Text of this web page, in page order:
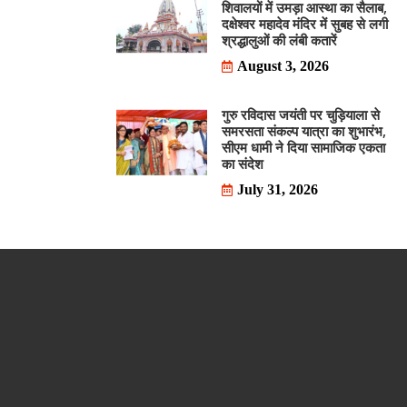
शिवालयों में उमड़ा आस्था का सैलाब,
दक्षेश्वर महादेव मंदिर में सुबह से लगी
श्रद्धालुओं की लंबी कतारें
August 3, 2026
गुरु रविदास जयंती पर चुड़ियाला से
समरसता संकल्प यात्रा का शुभारंभ,
सीएम धामी ने दिया सामाजिक एकता
का संदेश
July 31, 2026